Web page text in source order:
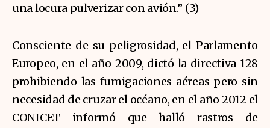
una locura pulverizar con avión.” (3)
Consciente de su peligrosidad, el Parlamento
Europeo, en el año 2009, dictó la directiva 128
prohibiendo las fumigaciones aéreas pero sin
necesidad de cruzar el océano, en el año 2012 el
CONICET informó que halló rastros de